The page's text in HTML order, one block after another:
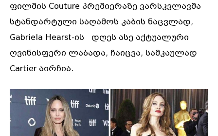
ფილმის Couture პრემიერაზე ვარსკვლავმა
სტანდარტული საღამოს კაბის ნაცვლად,
Gabriela Hearst-ის დღეს ასე აქტუალური
ღვინისფერი ლაბადა, ჩაიცვა, სამკაულად
Cartier აირჩია.